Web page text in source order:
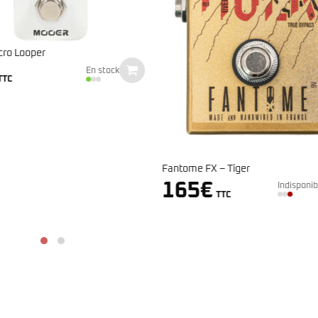
Electro Harmonix Nano Freeze
169€ TTC